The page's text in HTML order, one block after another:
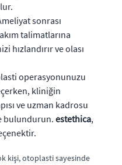
sonrası
talimatlarına
hızlandırır ve olası
operasyonunuzu
kliniğin
ve uzman kadrosu
bulundurun. estethica,
kişi, otoplasti sayesinde